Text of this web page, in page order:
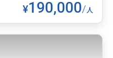
¥190,000/人